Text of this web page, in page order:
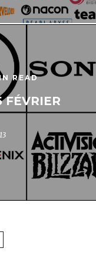
READ
FÉVRIER